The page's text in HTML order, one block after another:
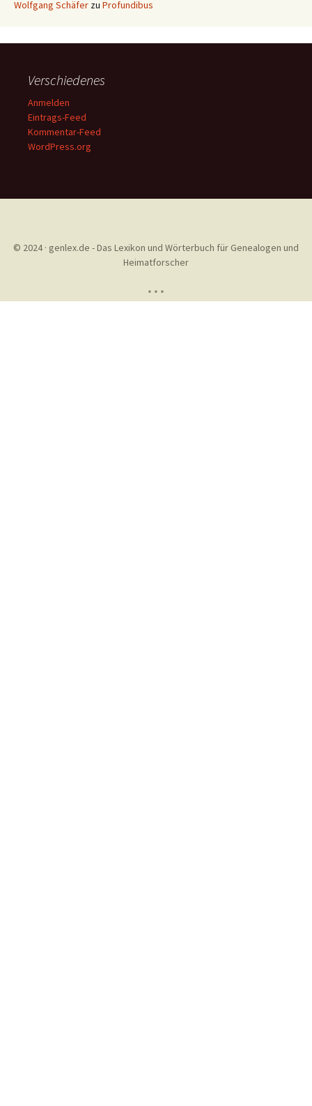
Wolfgang Schäfer zu Profundibus
Verschiedenes
Anmelden
Eintrags-Feed
Kommentar-Feed
WordPress.org
© 2024 · genlex.de - Das Lexikon und Wörterbuch für Genealogen und
Heimatforscher
* * *